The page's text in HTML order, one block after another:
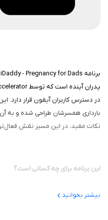
در دسترس کاربران آیفون قرار دارد.
بارداری همسرشان طراحی شده و به
نکات مفید، در این مسیر نقش
این برنامه برای چه کسانی است؟
بیشتر بخوانید